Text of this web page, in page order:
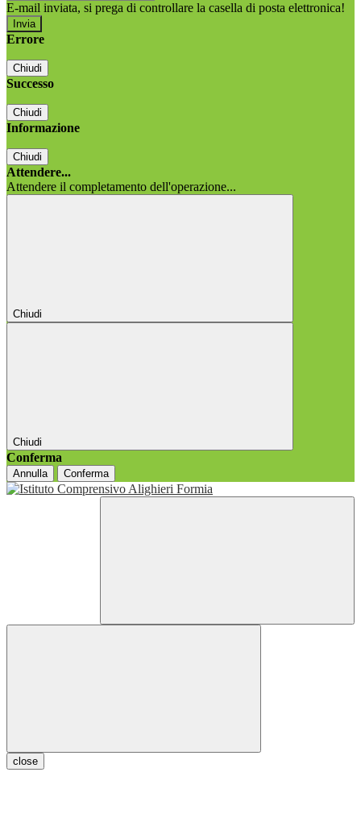
E-mail inviata, si prega di controllare la casella di posta elettronica!
Errore
Chiudi
Successo
Chiudi
Informazione
Chiudi
Attendere...
Attendere il completamento dell'operazione...
Chiudi
Chiudi
Conferma
Annulla Conferma
close